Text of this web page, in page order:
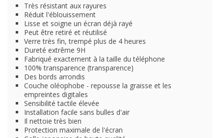
Très résistant aux rayures
Réduit l'éblouissement
Lisse et soigne un écran déjà rayé
Peut être retiré et réutilisé
Verre très fin, trempé plus de 4 heures
Dureté extrême 9H
Fabriqué exactement à la taille du téléphone
100% transparence (transparence)
Des bords arrondis
Couche oléophobe - repousse la graisse et les
empreintes digitales
Sensibilité tactile élevée
Installation facile sans bulles d'air
Il nettoie très bien
Protection maximale de l'écran